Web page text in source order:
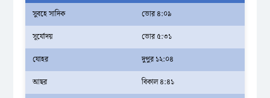
সুবহে সাদিক
ভোর ৪:০৯
সূর্যোদয়
ভোর ৫:৩১
যোহর
দুপুর ১২:০৪
আছর
বিকাল ৪:৪১